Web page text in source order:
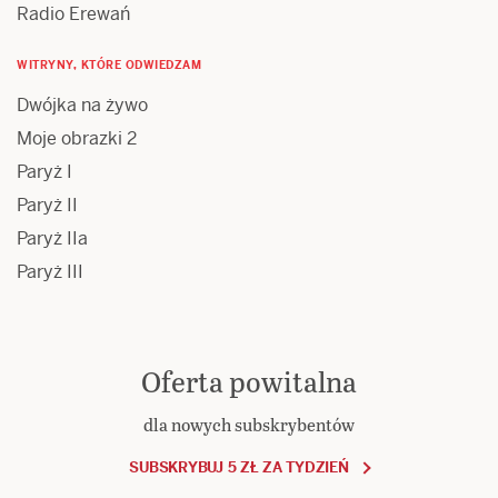
Radio Erewań
WITRYNY, KTÓRE ODWIEDZAM
Dwójka na żywo
Moje obrazki 2
Paryż I
Paryż II
Paryż IIa
Paryż III
Oferta powitalna
dla nowych subskrybentów
SUBSKRYBUJ 5 ZŁ ZA TYDZIEŃ